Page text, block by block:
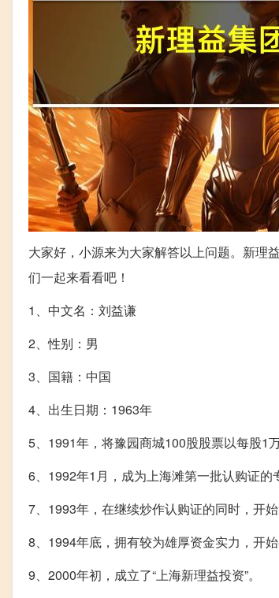
大家好，小源来为大家解答以上问题。新理
们一起来看看吧！
1、中文名：刘益谦
2、性别：男
3、国籍：中国
4、出生日期：1963年
5、1991年，将豫园商城100股股票以每股1
6、1992年1月，成为上海滩第一批认购证的
7、1993年，在继续炒作认购证的同时，开
8、1994年底，拥有较为雄厚资金实力，开始
9、2000年初，成立了“上海新理益投资”。